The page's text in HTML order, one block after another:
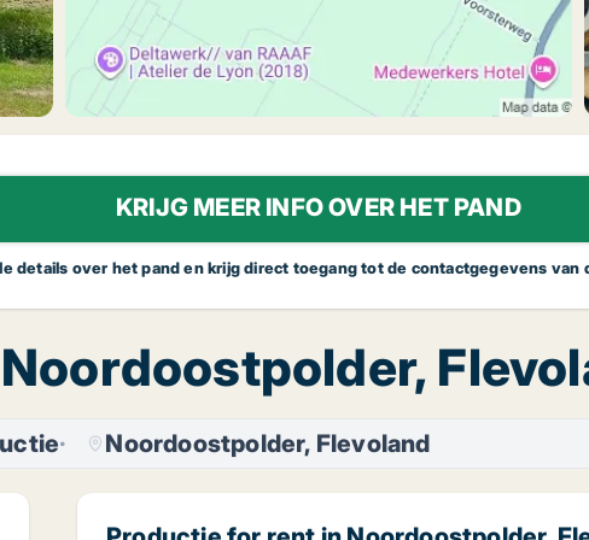
KRIJG MEER INFO OVER HET PAND
details over het pand en krijg direct toegang tot de contactgegevens van
Noordoostpolder, Flevoland